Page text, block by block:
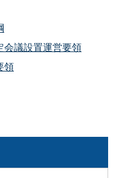
会議設置運営要領
領